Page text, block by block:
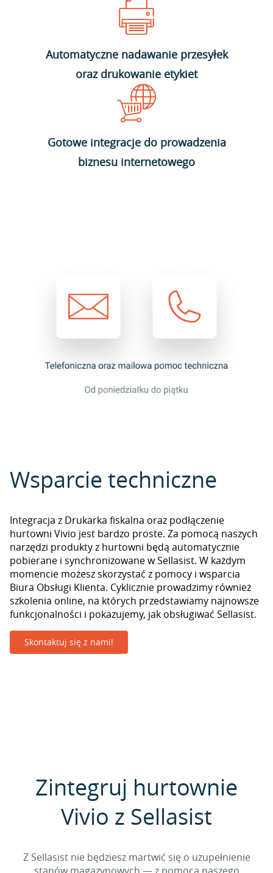
Automatyczne nadawanie przesyłek
oraz drukowanie etykiet
Gotowe integracje do prowadzenia
biznesu internetowego
Wsparcie techniczne
Integracja z Drukarka fiskalna oraz podłączenie
hurtowni Vivio jest bardzo proste. Za pomocą naszych
narzędzi produkty z hurtowni będą automatycznie
pobierane i synchronizowane w Sellasist. W każdym
momencie możesz skorzystać z pomocy i wsparcia
Biura Obsługi Klienta. Cyklicznie prowadzimy również
szkolenia online, na których przedstawiamy najnowsze
funkcjonalności i pokazujemy, jak obsługiwać Sellasist.
Skontaktuj się z nami!
Zintegruj hurtownie
Vivio z Sellasist
Z Sellasist nie będziesz martwić się o uzupełnienie